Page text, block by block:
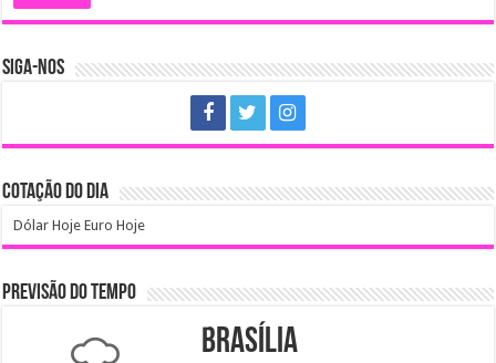
SIGA-NOS
COTAÇÃO DO DIA
Dólar Hoje Euro Hoje
PREVISÃO DO TEMPO
Brasília